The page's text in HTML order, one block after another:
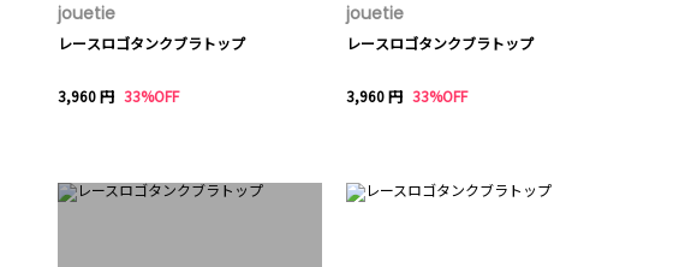
jouetie
レースロゴタンクブラトップ
3,960 円 33%OFF
jouetie
レースロゴタンクブラトップ
3,960 円 33%OFF